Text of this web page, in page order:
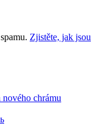
Zjistěte, jak jsou
chrámu